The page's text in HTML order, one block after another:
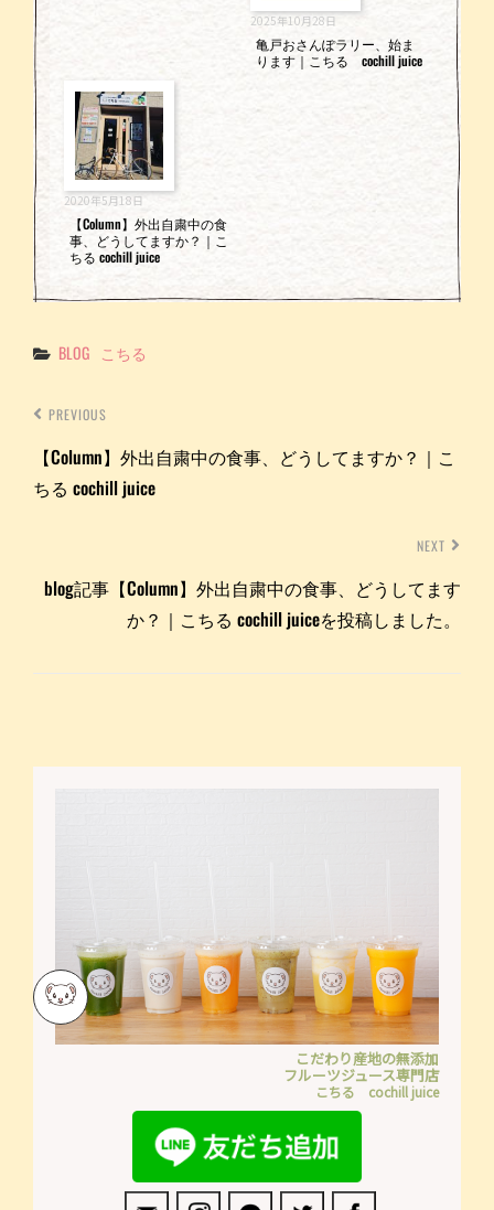
2025年10月28日
亀戸おさんぽラリー、始ま
ります｜こちる cochill juice
2020年5月18日
【Column】外出自粛中の食
事、どうしてますか？｜こ
ちる cochill juice
Categories
BLOG こちる
PREVIOUS
【Column】外出自粛中の食事、どうしてますか？｜こ
ちる cochill juice
NEXT
blog記事【Column】外出自粛中の食事、どうしてます
か？｜こちる cochill juiceを投稿しました。
こだわり産地の無添加
フルーツジュース専門店
こちる cochill juice